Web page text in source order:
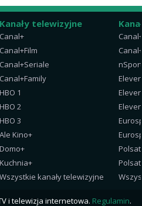
Kanały telewizyjne
Canal+
Canal+Film
Canal+Seriale
Canal+Family
HBO 1
HBO 2
HBO 3
Ale Kino+
Domo+
Kuchnia+
Wszystkie kanały telewizyjne
i telewizja internetowa. Regulamin.